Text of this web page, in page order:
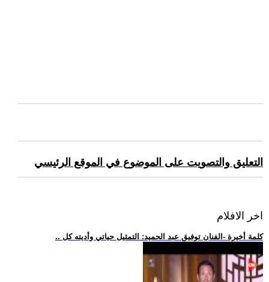
التعليق والتصويت على الموضوع في الموقع الرئيسي
اخر الافلام
.. كلمة أخيرة -الفنان توفيق عبد الحميد: التمثيل حياتي وأديته كل